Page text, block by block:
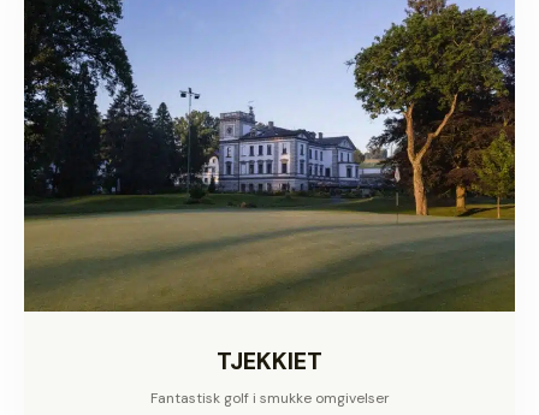
TJEKKIET
Fantastisk golf i smukke omgivelser